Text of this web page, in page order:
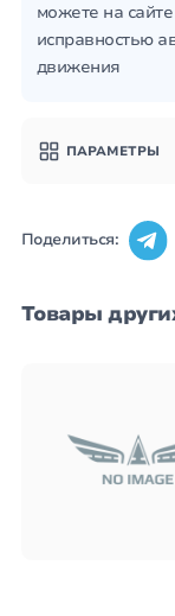
можете на
исправностью
движения
ПАРАМЕТРЫ
Поделиться:
Товары